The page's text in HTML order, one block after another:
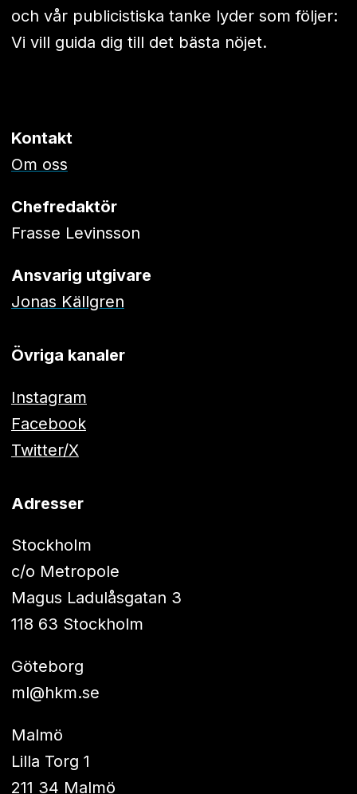
och vår publicistiska tanke lyder som följer:
Vi vill guida dig till det bästa nöjet.
Kontakt
Om oss
Chefredaktör
Frasse Levinsson
Ansvarig utgivare
Jonas Källgren
Övriga kanaler
Instagram
Facebook
Twitter/X
Adresser
Stockholm
c/o Metropole
Magus Ladulåsgatan 3
118 63 Stockholm
Göteborg
ml@hkm.se
Malmö
Lilla Torg 1
211 34 Malmö